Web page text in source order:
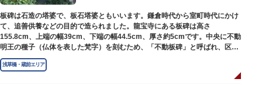
板碑は石造の塔婆で、板石塔婆ともいいます。鎌倉時代から室町時代にかけ
て、追善供養などの目的で造られました。龍宝寺にある板碑は高さ
155.8cm、上端の幅39cm、下端の幅44.5cm、厚さ約5cmです。中央に不動
明王の種子（仏体を表した梵字）を刻むため、「不動板碑」と呼ばれ、区内
現存の板碑を代表するもののひとつです。
浅草橋・蔵前エリア